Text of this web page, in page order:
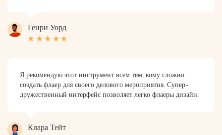
Генри Уорд
Я рекомендую этот инструмент всем тем, кому сложно
создать флаер для своего делового мероприятия. Супер-
дружественный интерфейс позволяет легко флаеры дизайн.
Клара Тейт